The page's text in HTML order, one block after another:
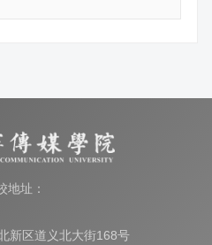
地址：
新区道义北大街168号